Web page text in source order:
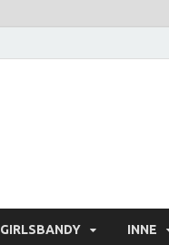
GIRLSBANDY INNE